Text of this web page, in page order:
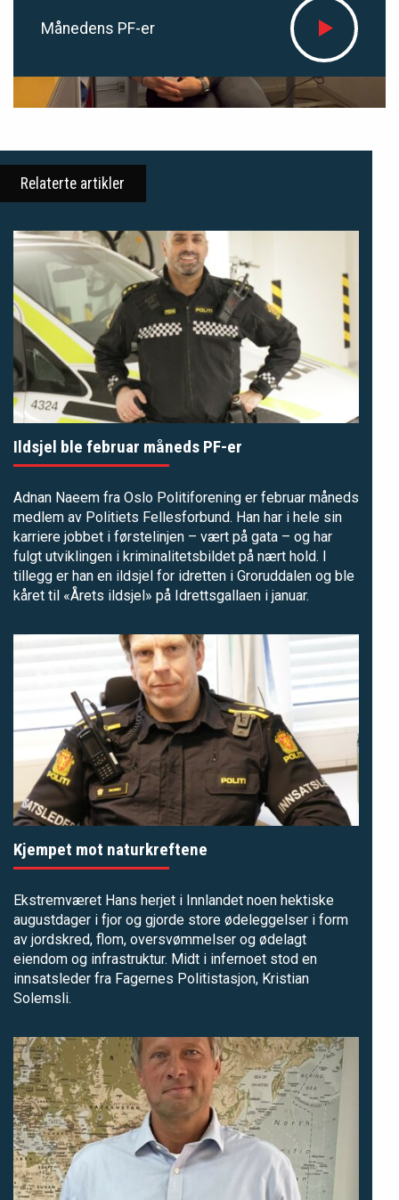
Månedens PF-er
Relaterte artikler
Ildsjel ble februar måneds PF-er
Adnan Naeem fra Oslo Politiforening er februar måneds
medlem av Politiets Fellesforbund. Han har i hele sin
karriere jobbet i førstelinjen – vært på gata – og har
fulgt utviklingen i kriminalitetsbildet på nært hold. I
tillegg er han en ildsjel for idretten i Groruddalen og ble
kåret til «Årets ildsjel» på Idrettsgallaen i januar.
Kjempet mot naturkreftene
Ekstremværet Hans herjet i Innlandet noen hektiske
augustdager i fjor og gjorde store ødeleggelser i form
av jordskred, flom, oversvømmelser og ødelagt
eiendom og infrastruktur. Midt i infernoet stod en
innsatsleder fra Fagernes Politistasjon, Kristian
Solemsli.